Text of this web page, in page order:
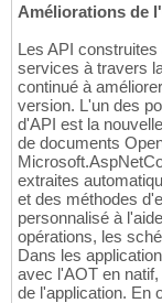
Améliorations de
Les API
services à travers
continué à
version. L'un des
d'API est la
de documents
extraites
et des méthodes
personnalisé à
opérations, les
Dans les
avec l'AOT en
de l'application. En